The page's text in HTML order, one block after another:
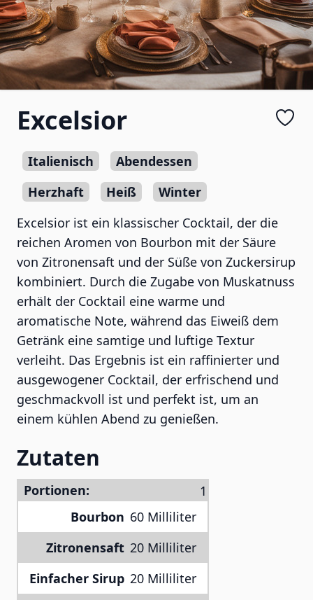
Excelsior
Italienisch
Abendessen
Herzhaft
Heiß
Winter
Excelsior ist ein klassischer Cocktail, der die
reichen Aromen von Bourbon mit der Säure
von Zitronensaft und der Süße von Zuckersirup
kombiniert. Durch die Zugabe von Muskatnuss
erhält der Cocktail eine warme und
aromatische Note, während das Eiweiß dem
Getränk eine samtige und luftige Textur
verleiht. Das Ergebnis ist ein raffinierter und
ausgewogener Cocktail, der erfrischend und
geschmackvoll ist und perfekt ist, um an
einem kühlen Abend zu genießen.
Zutaten
Portionen:
Bourbon 60 Milliliter
Zitronensaft 20 Milliliter
Einfacher Sirup 20 Milliliter